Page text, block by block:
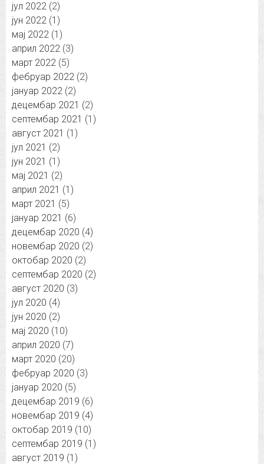
јул 2022 (2)
јун 2022 (1)
мај 2022 (1)
април 2022 (3)
март 2022 (5)
фебруар 2022 (2)
јануар 2022 (2)
децембар 2021 (2)
септембар 2021 (1)
август 2021 (1)
јул 2021 (2)
јун 2021 (1)
мај 2021 (2)
април 2021 (1)
март 2021 (5)
јануар 2021 (6)
децембар 2020 (4)
новембар 2020 (2)
октобар 2020 (2)
септембар 2020 (2)
август 2020 (3)
јул 2020 (4)
јун 2020 (2)
мај 2020 (10)
април 2020 (7)
март 2020 (20)
фебруар 2020 (3)
јануар 2020 (5)
децембар 2019 (6)
новембар 2019 (4)
октобар 2019 (10)
септембар 2019 (1)
август 2019 (1)